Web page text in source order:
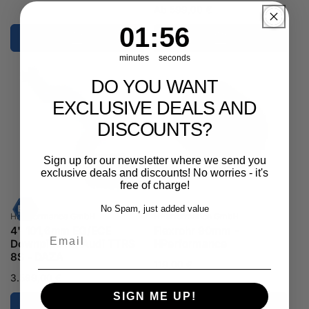
Anbieter:
HPerformance GmbH
4" 101,6mm EG/ECE
Downpipe für Audi TTRS
8S - DAZA
Normaler
Preis
3.599,00 €
Anbieter:
Countdown ends in:
1
01
minutes
: 55
55
seconds
DO YOU WANT
EXCLUSIVE DEALS AND
DISCOUNTS?
Sign up for our newsletter where we send you
exclusive deals and discounts! No worries - it's
free of charge!
No Spam, just added value
SIGN ME UP!